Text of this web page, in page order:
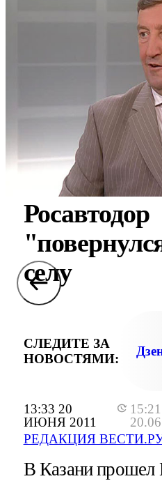
13:33 20
ИЮНЯ 2011
15:21
РЕДАКЦИЯ
Росавтодор
селу
СЛЕДИТЕ ЗА
НОВОСТЯМИ:
В Казани прошел